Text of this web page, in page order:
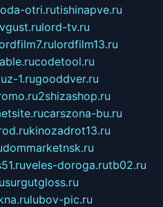
otri.rutishinapve.ru
lord-tv.ru
lordfilm13.ru
codetool.ru
1.rugooddver.ru
2shizashop.ru
carszona-bu.ru
kinozadrot13.ru
dommarketnsk.ru
veles-doroga.rutb02.ru
surgutgloss.ru
lubov-pic.ru